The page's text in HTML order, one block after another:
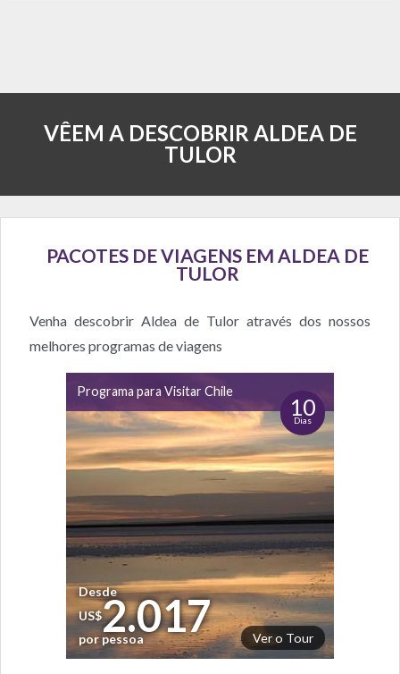
VÊEM A DESCOBRIR ALDEA DE
TULOR
PACOTES DE VIAGENS EM ALDEA DE
TULOR
Venha descobrir Aldea de Tulor através dos nossos
melhores programas de viagens
Programa para Visitar Chile
10
Dias
Ver o Tour
Desde
US$2.017
por pessoa